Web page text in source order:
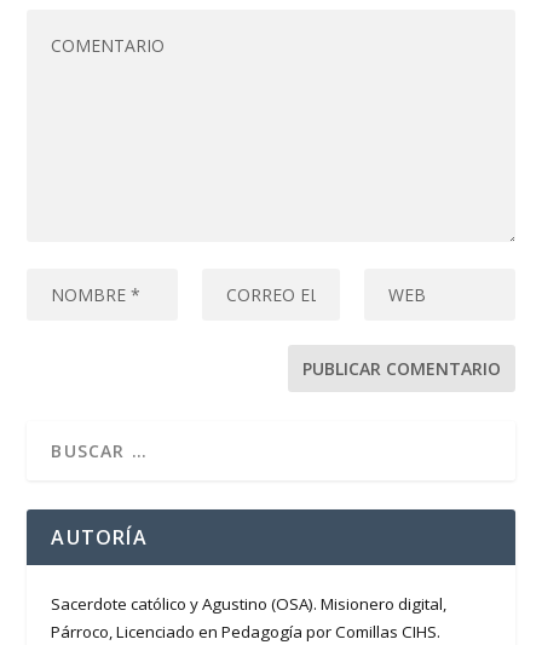
AUTORÍA
Sacerdote católico y Agustino (OSA). Misionero digital,
Párroco, Licenciado en Pedagogía por Comillas CIHS.